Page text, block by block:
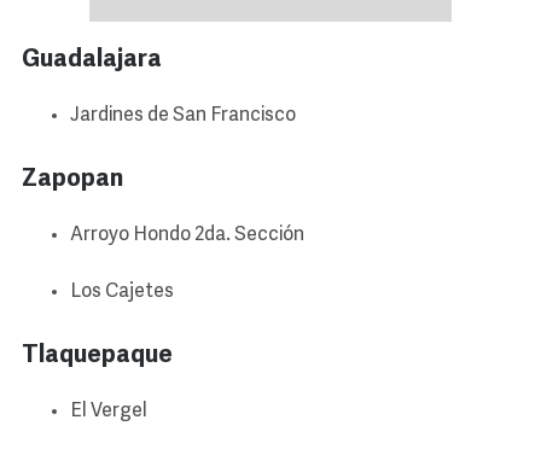
Guadalajara
Jardines de San Francisco
Zapopan
Arroyo Hondo 2da. Sección
Los Cajetes
Tlaquepaque
El Vergel